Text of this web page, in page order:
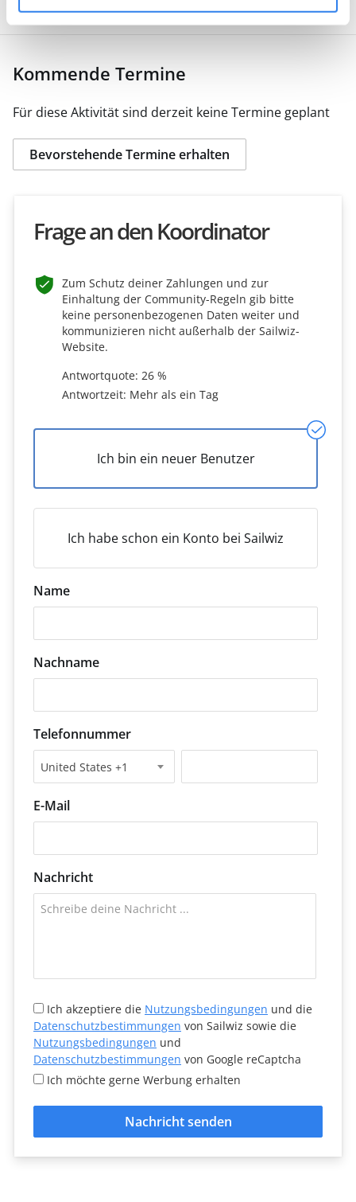
Kommende Termine
Für diese Aktivität sind derzeit keine Termine geplant
Bevorstehende Termine erhalten
Frage an den Koordinator
Zum Schutz deiner Zahlungen und zur
Einhaltung der Community-Regeln gib bitte
keine personenbezogenen Daten weiter und
kommunizieren nicht außerhalb der Sailwiz-
Website.
Antwortquote: 26 %
Antwortzeit: Mehr als ein Tag
Ich bin ein neuer Benutzer
Ich habe schon ein Konto bei Sailwiz
Name
Nachname
Telefonnummer
United States +1
E-Mail
Nachricht
Ich akzeptiere die Nutzungsbedingungen und die
Datenschutzbestimmungen von Sailwiz sowie die
Nutzungsbedingungen und
Datenschutzbestimmungen von Google reCaptcha
Ich möchte gerne Werbung erhalten
Nachricht senden